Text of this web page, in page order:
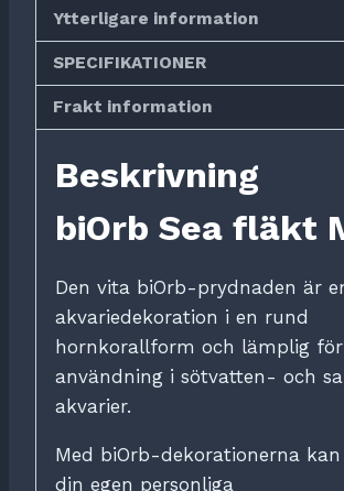
Ytterligare information
SPECIFIKATIONER
Frakt information
Beskrivning
biOrb Sea fläkt
Den vita biOrb-prydnaden är
akvariedekoration i en rund
hornkorallform och lämplig för
användning i sötvatten- och
akvarier.
Med biOrb-dekorationerna
din egen personliga